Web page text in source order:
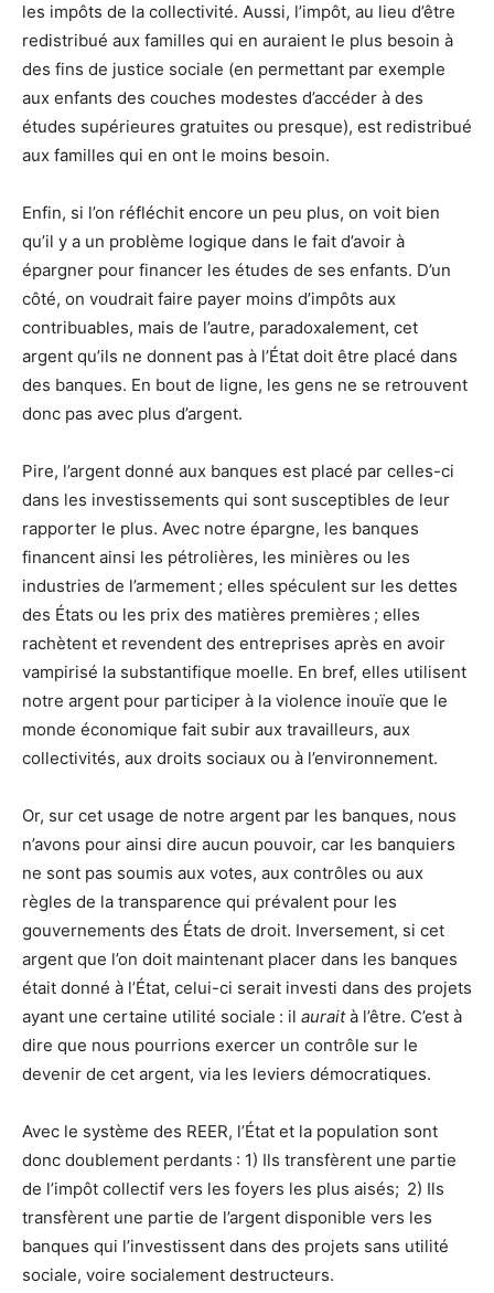
les impôts de la collectivité. Aussi, l’impôt, au lieu d’être
redistribué aux familles qui en auraient le plus besoin à
des fins de justice sociale (en permettant par exemple
aux enfants des couches modestes d’accéder à des
études supérieures gratuites ou presque), est redistribué
aux familles qui en ont le moins besoin.
Enfin, si l’on réfléchit encore un peu plus, on voit bien
qu’il y a un problème logique dans le fait d’avoir à
épargner pour financer les études de ses enfants. D’un
côté, on voudrait faire payer moins d’impôts aux
contribuables, mais de l’autre, paradoxalement, cet
argent qu’ils ne donnent pas à l’État doit être placé dans
des banques. En bout de ligne, les gens ne se retrouvent
donc pas avec plus d’argent.
Pire, l’argent donné aux banques est placé par celles-ci
dans les investissements qui sont susceptibles de leur
rapporter le plus. Avec notre épargne, les banques
financent ainsi les pétrolières, les minières ou les
industries de l’armement ; elles spéculent sur les dettes
des États ou les prix des matières premières ; elles
rachètent et revendent des entreprises après en avoir
vampirisé la substantifique moelle. En bref, elles utilisent
notre argent pour participer à la violence inouïe que le
monde économique fait subir aux travailleurs, aux
collectivités, aux droits sociaux ou à l’environnement.
Or, sur cet usage de notre argent par les banques, nous
n’avons pour ainsi dire aucun pouvoir, car les banquiers
ne sont pas soumis aux votes, aux contrôles ou aux
règles de la transparence qui prévalent pour les
gouvernements des États de droit. Inversement, si cet
argent que l’on doit maintenant placer dans les banques
était donné à l’État, celui-ci serait investi dans des projets
ayant une certaine utilité sociale : il auraità l’être. C’est à
dire que nous pourrions exercer un contrôle sur le
devenir de cet argent, via les leviers démocratiques.
Avec le système des REER, l’État et la population sont
donc doublement perdants : 1) Ils transfèrent une partie
de l’impôt collectif vers les foyers les plus aisés; 2) Ils
transfèrent une partie de l’argent disponible vers les
banques qui l’investissent dans des projets sans utilité
sociale, voire socialement destructeurs.